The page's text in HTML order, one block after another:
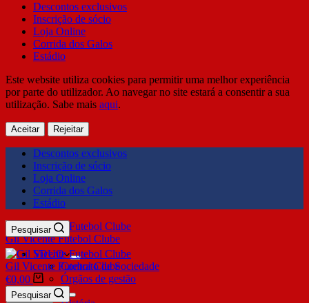
Descontos exclusivos
Inscrição de sócio
Loja Online
Corrida dos Galos
Estádio
Este website utiliza cookies para permitir uma melhor experiência
por parte do utilizador. Ao navegar no site estará a consentir a sua
utilização. Sabe mais aqui.
Aceitar Rejeitar
Descontos exclusivos
Inscrição de sócio
Loja Online
Corrida dos Galos
Estádio
Gil Vicente Futebol Clube
Pesquisar
SDUQ
Contrato de Sociedade
Órgãos de gestão
Clube
Gil Vicente Futebol Clube
€0,00
Pesquisar